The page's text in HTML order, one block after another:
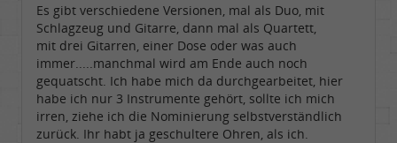
Es gibt verschiedene Versionen, mal als Duo, mit
Schlagzeug und Gitarre, dann mal als Quartett,
mit drei Gitarren, einer Dose oder was auch
immer.....manchmal wird am Ende auch noch
gequatscht. Ich habe mich da durchgearbeitet, hier
habe ich nur 3 Instrumente gehört, sollte ich mich
irren, ziehe ich die Nominierung selbstverständlich
zurück. Ihr habt ja geschultere Ohren, als ich.